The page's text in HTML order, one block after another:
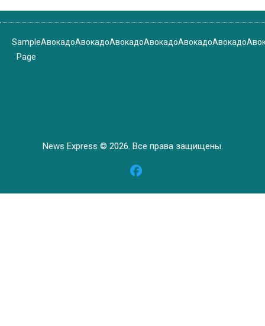
Sample
Page
АвокадоАвокадоАвокадоАвокадоАвокадоАвокадо
News Express © 2026. Все права защищены.